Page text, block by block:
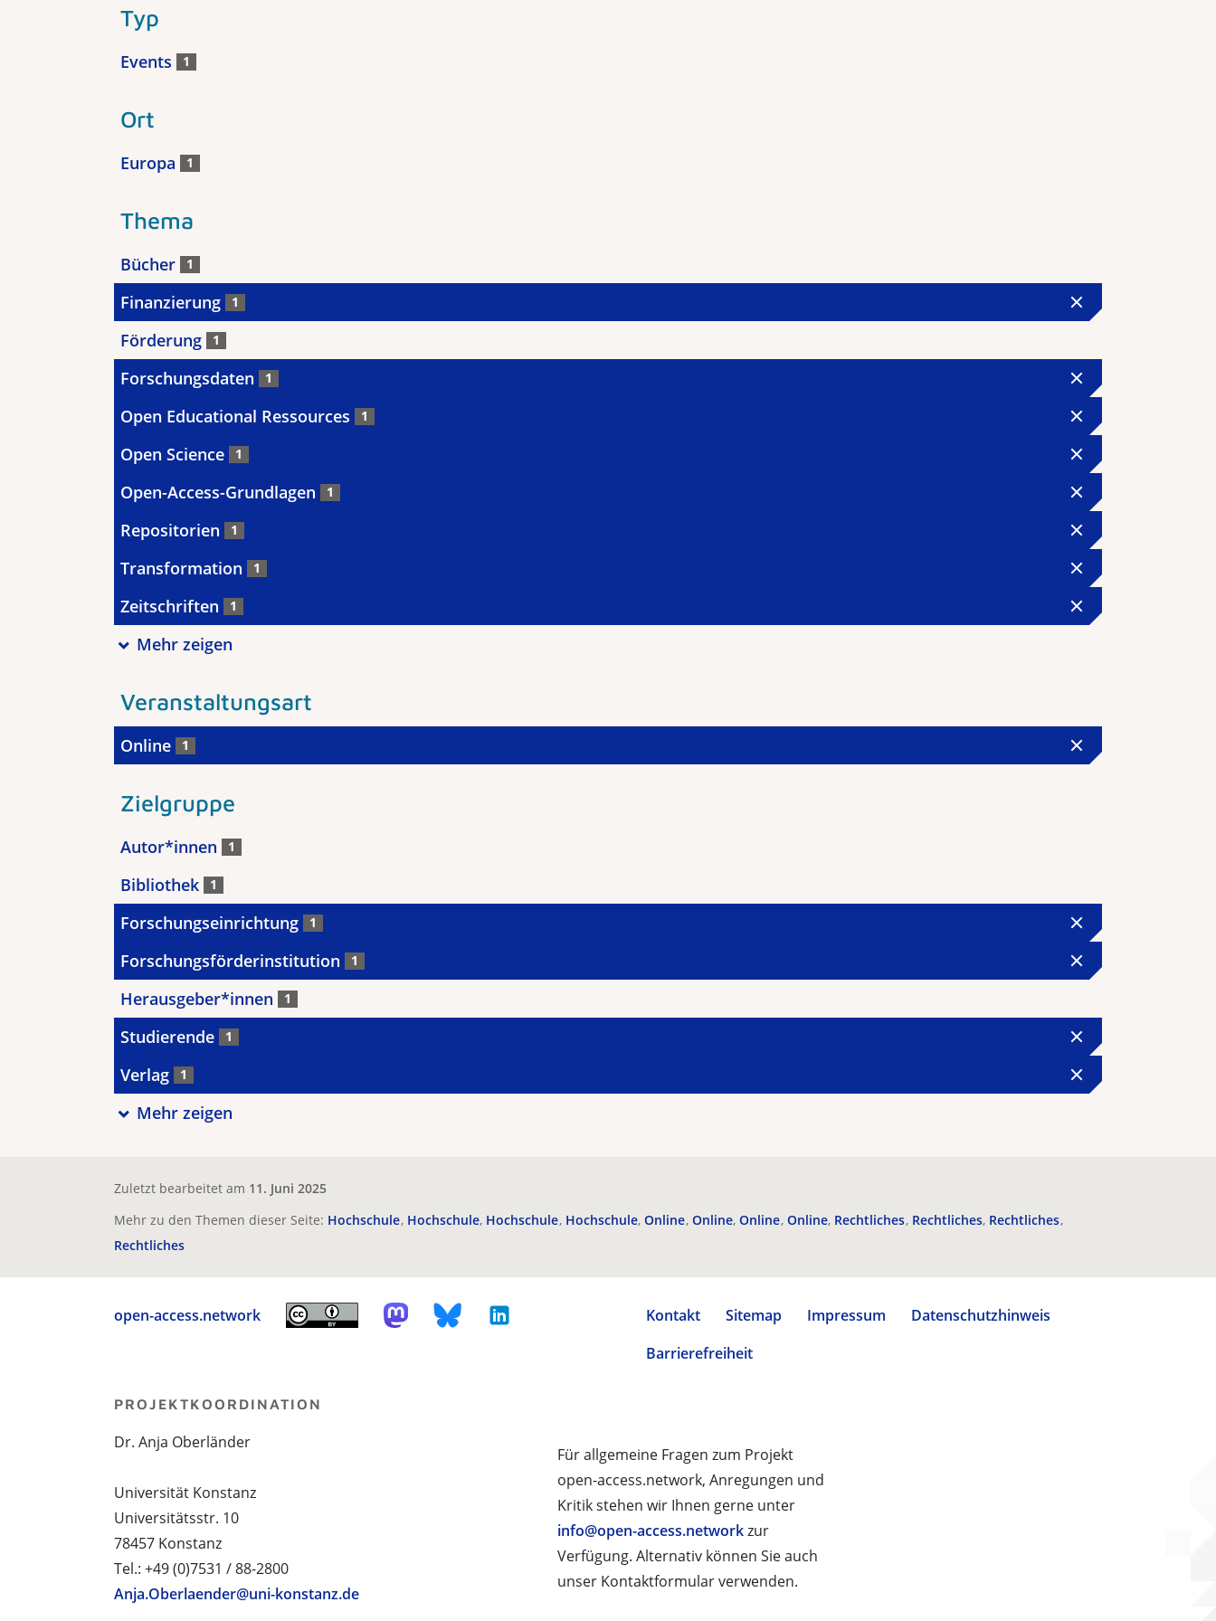
Typ
Events 1
Ort
Europa 1
Thema
Bücher 1
Finanzierung 1
Förderung 1
Forschungsdaten 1
Open Educational Ressources 1
Open Science 1
Open-Access-Grundlagen 1
Repositorien 1
Transformation 1
Zeitschriften 1
Mehr zeigen
Veranstaltungsart
Online 1
Zielgruppe
Autor*innen 1
Bibliothek 1
Forschungseinrichtung 1
Forschungsförderinstitution 1
Herausgeber*innen 1
Studierende 1
Verlag 1
Mehr zeigen
Zuletzt bearbeitet am 11. Juni 2025
Mehr zu den Themen dieser Seite: Hochschule Hochschule Hochschule Hochschule Online Online Online Online Rechtliches Rechtliches Rechtliches
Rechtliches
open-access.network Kontakt Sitemap Impressum
Datenschutzhinweis
Barrierefreiheit
Für allgemeine Fragen zum Projekt
open-access.network, Anregungen und
Kritik stehen wir Ihnen gerne unter
info@open-access.networkzur
Verfügung. Alternativ können Sie auch
unser Kontaktformular verwenden.
PROJEKTKOORDINATION
Dr. Anja Oberländer
Universität Konstanz
Universitätsstr. 10
78457 Konstanz
Tel.: +49 (0)7531 / 88-2800
Anja.Oberlaender@uni-konstanz.de